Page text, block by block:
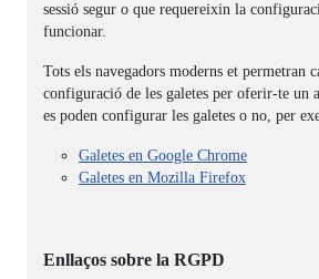
sessió segur o que requereixin la
funcionar.
Tots els navegadors moderns et permetran
configuració de les galetes per oferir-te un
es poden configurar les galetes o no, per
Galetes en Google Chrome
Galetes en Mozilla Firefox
Enllaços sobre la RGPD